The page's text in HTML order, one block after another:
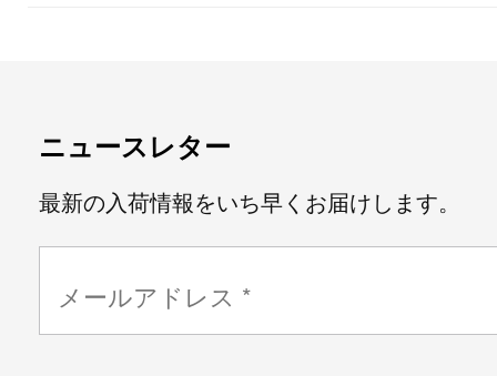
ニュースレター
最新の入荷情報をいち早くお届けします。